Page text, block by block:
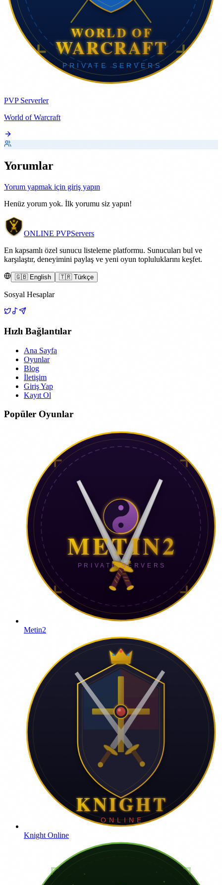
PVP Serverler
World of Warcraft
Yorumlar
Yorum yapmak için giriş yapın
Henüz yorum yok. İlk yorumu siz yapın!
ONLINE PVPServers
En kapsamlı özel sunucu listeleme platformu. Sunucuları bul ve
karşılaştır, deneyimini paylaş ve yeni oyun topluluklarını keşfet.
🇬🇧 English 🇹🇷 Türkçe
Sosyal Hesaplar
Hızlı Bağlantılar
Ana Sayfa
Oyunlar
Blog
İletişim
Giriş Yap
Kayıt Ol
Popüler Oyunlar
Metin2
Knight Online